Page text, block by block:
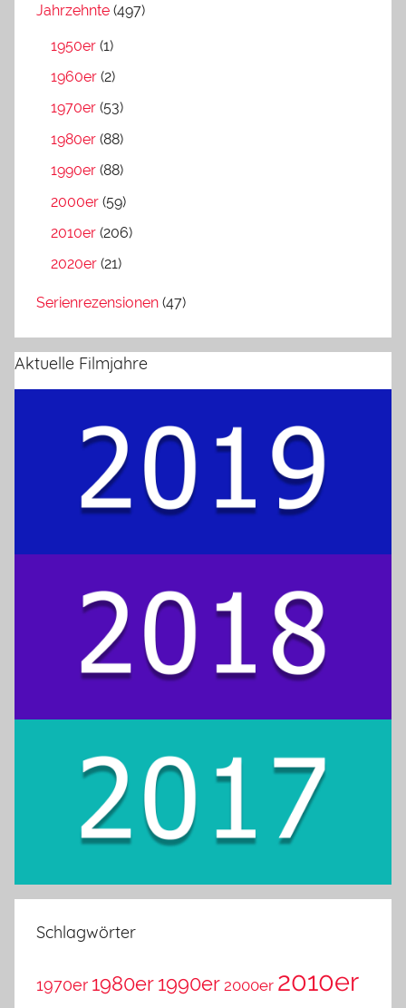
Jahrzehnte (497)
1950er (1)
1960er (2)
1970er (53)
1980er (88)
1990er (88)
2000er (59)
2010er (206)
2020er (21)
Serienrezensionen (47)
Aktuelle Filmjahre
Schlagwörter
1970er 1980er 1990er 2000er 2010er